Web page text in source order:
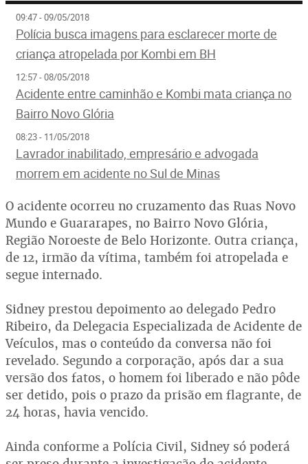
09:47 - 09/05/2018
Polícia busca imagens para esclarecer morte de
criança atropelada por Kombi em BH
12:57 - 08/05/2018
Acidente entre caminhão e Kombi mata criança no
Bairro Novo Glória
08:23 - 11/05/2018
Lavrador inabilitado, empresário e advogada
morrem em acidente no Sul de Minas
O acidente ocorreu no cruzamento das Ruas Novo
Mundo e Guararapes, no Bairro Novo Glória,
Região Noroeste de Belo Horizonte. Outra criança,
de 12, irmão da vítima, também foi atropelada e
segue internado.
Sidney prestou depoimento ao delegado Pedro
Ribeiro, da Delegacia Especializada de Acidente de
Veículos, mas o conteúdo da conversa não foi
revelado. Segundo a corporação, após dar a sua
versão dos fatos, o homem foi liberado e não pôde
ser detido, pois o prazo da prisão em flagrante, de
24 horas, havia vencido.
Ainda conforme a Polícia Civil, Sidney só poderá